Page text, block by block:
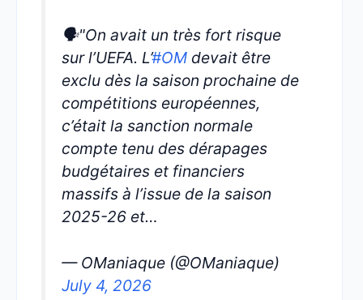
🗣️"On avait un très fort risque
sur l’UEFA. L’#OM devait être
exclu dès la saison prochaine de
compétitions européennes,
c’était la sanction normale
compte tenu des dérapages
budgétaires et financiers
massifs à l’issue de la saison
2025-26 et…
— OManiaque (@OManiaque)
July 4, 2026